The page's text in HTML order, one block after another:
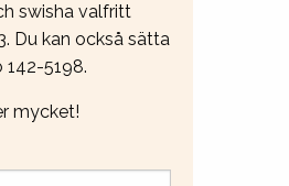
swisha valfritt
Du kan också sätta
142-5198.
mycket!